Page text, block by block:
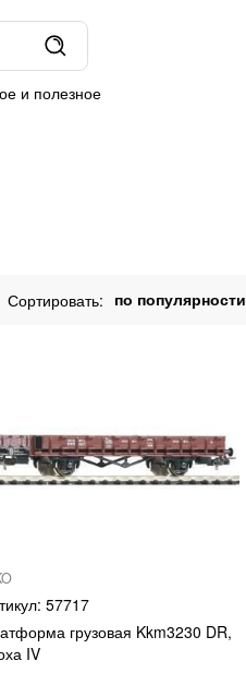
и полезное
по популярности
57717
грузовая Kkm3230 DR,
IV